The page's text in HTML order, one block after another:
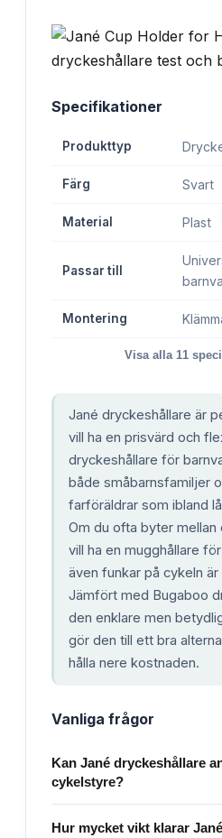
Specifikationer
Produkttyp
Färg Svart
Material Plast
Passar till
Montering
Visa alla 11
Jané dryckeshållare är
vill ha en prisvärd och
dryckeshållare för
både småbarnsfamiljer
farföräldrar som ibland
Om du ofta byter mellan
vill ha en mugghållare
även funkar på cykeln
Jämfört med Bugaboo
den enklare men
gör den till ett bra
hålla nere kostnaden.
Vanliga frågor
Kan Jané dryckeshållare
cykelstyre?
Hur mycket vikt klarar